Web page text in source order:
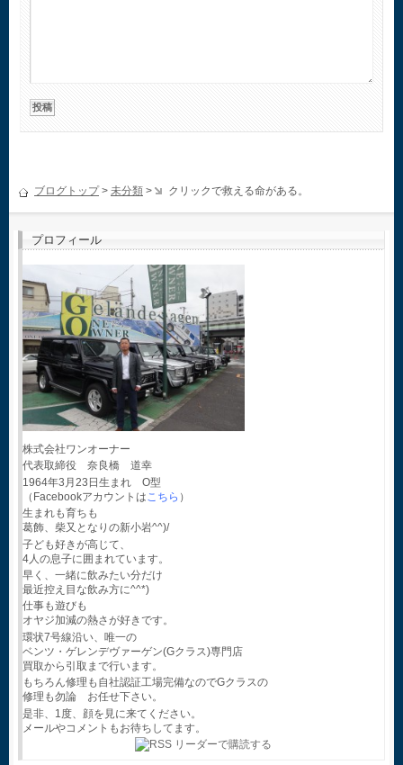
ブログトップ> 未分類 > クリックで救える命がある。
プロフィール
株式会社ワンオーナー
代表取締役 奈良橋 道幸
1964年3月23日生まれ O型
（Facebookアカウントはこちら ）
生まれも育ちも
葛飾、柴又となりの新小岩^^)/
子ども好きが高じて、
4人の息子に囲まれています。
早く、一緒に飲みたい分だけ
最近控え目な飲み方に^^*)
仕事も遊びも
オヤジ加減の熱さが好きです。
環状7号線沿い、唯一の
ベンツ・ゲレンデヴァーゲン(Gクラス)専門店
買取から引取まで行います。
もちろん修理も自社認証工場完備なのでGクラスの
修理も勿論 お任せ下さい。
是非、1度、顔を見に来てください。
メールやコメントもお待ちしてます。